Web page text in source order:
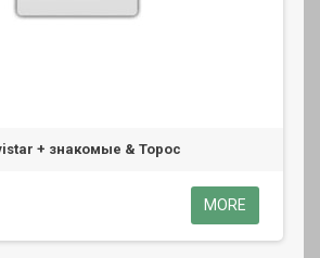
+ знакомые & Торос
MORE